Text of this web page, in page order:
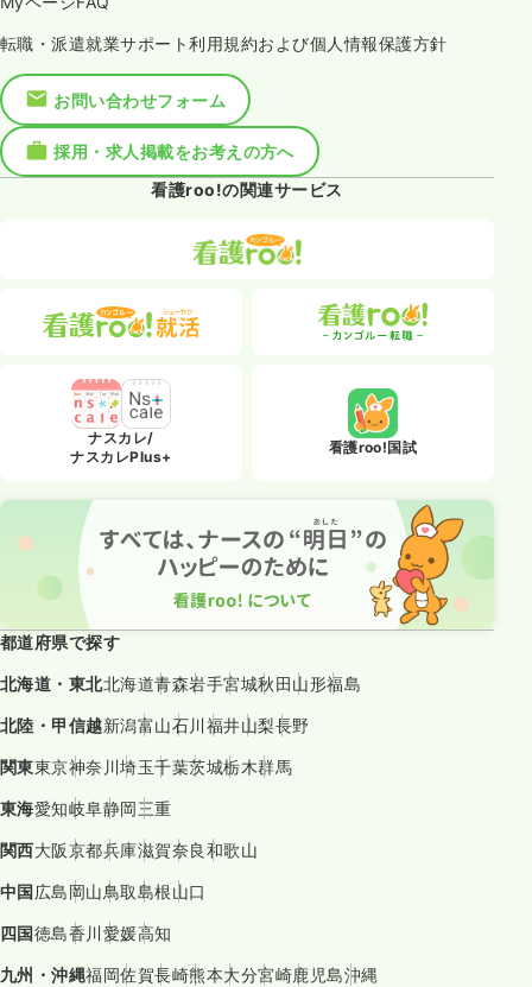
転職・派遣就業サポート利用規約および個人情報保護方針
お問い合わせフォーム
採用・求人掲載をお考えの方へ
看護roo!の関連サービス
ナスカレ/
ナスカレPlus+
看護roo!国試
都道府県で探す
北海道・東北北海道青森岩手宮城秋田山形福島
北陸・甲信越新潟富山石川福井山梨長野
関東東京神奈川埼玉千葉茨城栃木群馬
東海愛知岐阜静岡三重
関西大阪京都兵庫滋賀奈良和歌山
中国広島岡山鳥取島根山口
四国徳島香川愛媛高知
九州・沖縄福岡佐賀長崎熊本大分宮崎鹿児島沖縄